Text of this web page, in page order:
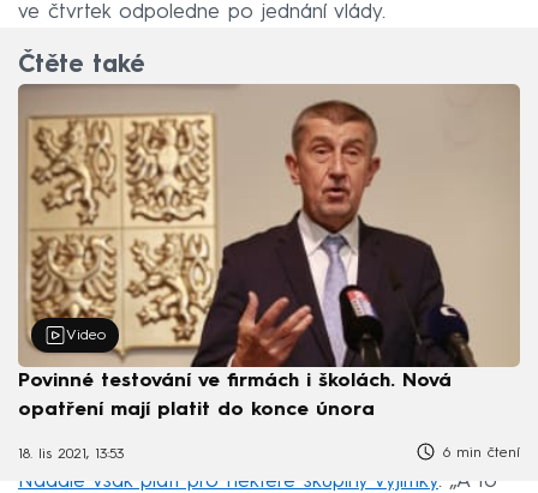
ve čtvrtek odpoledne po jednání vlády.
Čtěte také
Video
Povinné testování ve firmách i školách. Nová
opatření mají platit do konce února
18. lis 2021, 13:53 6 min čtení
Nadále však platí pro některé skupiny výjimky. „A to